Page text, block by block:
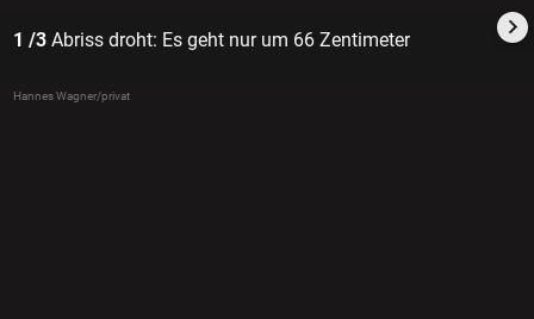
1 /3 Abriss droht: Es geht nur um 66 Zentimeter
Hannes Wagner/privat